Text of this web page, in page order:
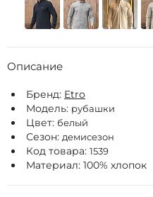
Описание
Бренд: Etro
Модель: рубашки
Цвет: белый
Сезон: демисезон
Код товара: 1539
Материал: 100% хлопок